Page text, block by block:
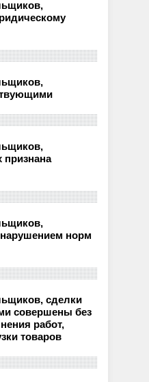
признана
норм
сделки
совершены без
работ,
товаров